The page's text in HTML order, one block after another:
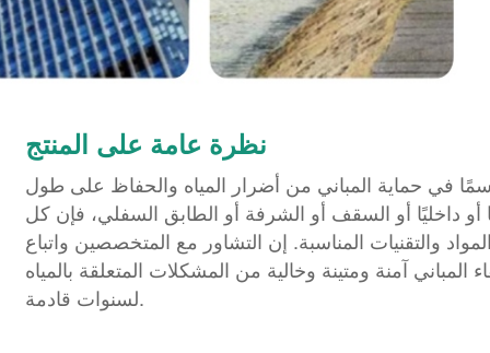
نظرة عامة على المنتج
في حماية المباني من أضرار المياه والحفاظ على طول
داخليًا أو السقف أو الشرفة أو الطابق السفلي، فإن كل
والتقنيات المناسبة. إن التشاور مع المتخصصين واتباع
آمنة ومتينة وخالية من المشكلات المتعلقة بالمياه
لسنوات قادمة.